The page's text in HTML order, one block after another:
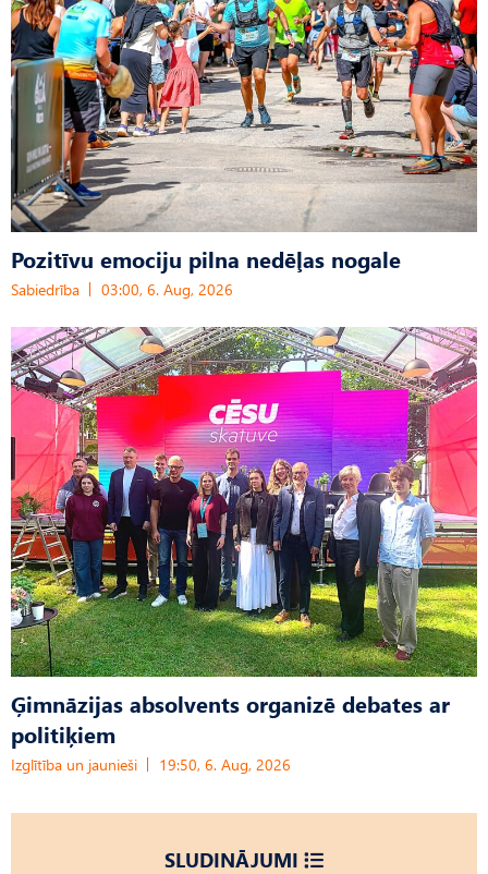
Pozitīvu emociju pilna nedēļas nogale
Sabiedrība 03:00, 6. Aug, 2026
Ģimnāzijas absolvents organizē debates ar
politiķiem
Izglītība un jaunieši 19:50, 6. Aug, 2026
SLUDINĀJUMI